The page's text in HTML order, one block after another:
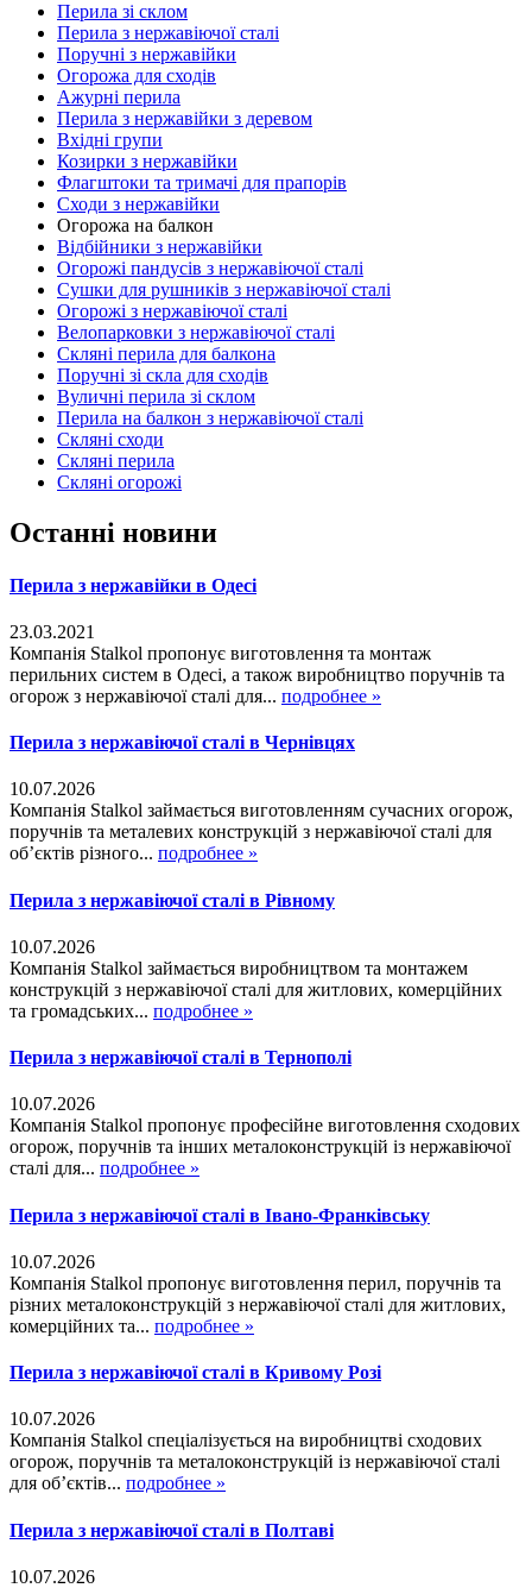
Перила зі склом
Перила з нержавіючої сталі
Поручні з нержавійки
Огорожа для сходів
Ажурні перила
Перила з нержавійки з деревом
Вхідні групи
Козирки з нержавійки
Флагштоки та тримачі для прапорів
Сходи з нержавійки
Огорожа на балкон
Відбійники з нержавійки
Огорожі пандусів з нержавіючої сталі
Сушки для рушників з нержавіючої сталі
Огорожі з нержавіючої сталі
Велопарковки з нержавіючої сталі
Скляні перила для балкона
Поручні зі скла для сходів
Вуличні перила зі склом
Перила на балкон з нержавіючої сталі
Скляні сходи
Скляні перила
Скляні огорожі
Останні новини
Перила з нержавійки в Одесі
23.03.2021
Компанія Stalkol пропонує виготовлення та монтаж
перильних систем в Одесі, а також виробництво поручнів та
огорож з нержавіючої сталі для... подробнее »
Перила з нержавіючої сталі в Чернівцях
10.07.2026
Компанія Stalkol займається виготовленням сучасних огорож,
поручнів та металевих конструкцій з нержавіючої сталі для
об’єктів різного... подробнее »
Перила з нержавіючої сталі в Рівному
10.07.2026
Компанія Stalkol займається виробництвом та монтажем
конструкцій з нержавіючої сталі для житлових, комерційних
та громадських... подробнее »
Перила з нержавіючої сталі в Тернополі
10.07.2026
Компанія Stalkol пропонує професійне виготовлення сходових
огорож, поручнів та інших металоконструкцій із нержавіючої
сталі для... подробнее »
Перила з нержавіючої сталі в Івано-Франківську
10.07.2026
Компанія Stalkol пропонує виготовлення перил, поручнів та
різних металоконструкцій з нержавіючої сталі для житлових,
комерційних та... подробнее »
Перила з нержавіючої сталі в Кривому Розі
10.07.2026
Компанія Stalkol спеціалізується на виробництві сходових
огорож, поручнів та металоконструкцій із нержавіючої сталі
для об’єктів... подробнее »
Перила з нержавіючої сталі в Полтаві
10.07.2026